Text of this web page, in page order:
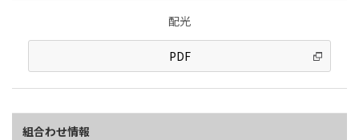
配光
PDF
組合わせ情報